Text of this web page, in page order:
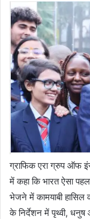
ग्राफिक एरा ग्रुप ऑफ
में कहा कि भारत ऐसा
भेजने में कामयाबी हासिल
के निर्देशन में पृथ्वी,